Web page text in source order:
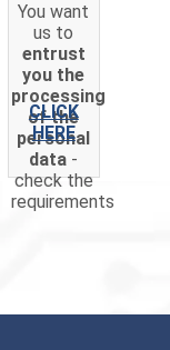
You want
us to
entrust
you the
processing
of the
personal
data -
check the
requirements
CLICK
HERE